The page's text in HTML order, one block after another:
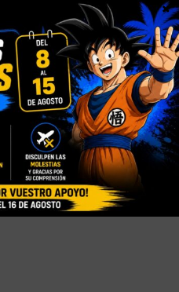
AGOTADO
ULTIMATE GUARD SUPREME
COLLECTOR’S ALBUM
QUADROW 3-RING XENOSKIN
NEGRO
29,90€
×